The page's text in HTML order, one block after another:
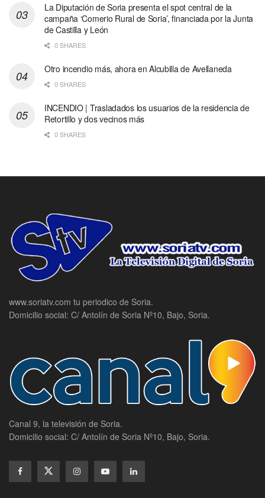
La Diputación de Soria presenta el spot central de la
campaña ‘Comerio Rural de Soria’, financiada por la Junta
de Castilla y León
0 SHARES
Otro incendio más, ahora en Alcubilla de Avellaneda
0 SHARES
INCENDIO | Trasladados los usuarios de la residencia de
Retortillo y dos vecinos más
0 SHARES
www.soriatv.com tu periodico de Soria.
Domicilio social: C/ Antolín de Soria Nº10, Bajo, Soria.
Canal 9, la televisión de Soria.
Domicilio social: C/ Antolín de Soria Nº10, Bajo, Soria.